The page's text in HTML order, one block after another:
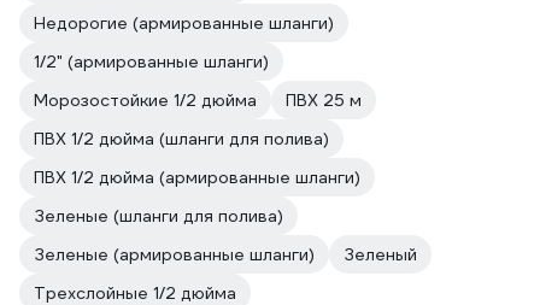
Недорогие (армированные шланги)
1/2" (армированные шланги)
Морозостойкие 1/2 дюйма
ПВХ 25 м
ПВХ 1/2 дюйма (шланги для полива)
ПВХ 1/2 дюйма (армированные шланги)
Зеленые (шланги для полива)
Зеленые (армированные шланги)
Зеленый
Трехслойные 1/2 дюйма